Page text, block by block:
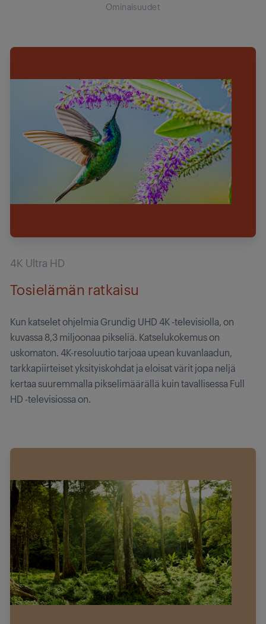
Ominaisuudet
4K Ultra HD
Tosielämän ratkaisu
Kun katselet ohjelmia Grundig UHD 4K -televisiolla, on
kuvassa 8,3 miljoonaa pikseliä. Katselukokemus on
uskomaton. 4K-resoluutio tarjoaa upean kuvanlaadun,
tarkkapiirteiset yksityiskohdat ja eloisat värit jopa neljä
kertaa suuremmalla pikselimäärällä kuin tavallisessa Full
HD -televisiossa on.